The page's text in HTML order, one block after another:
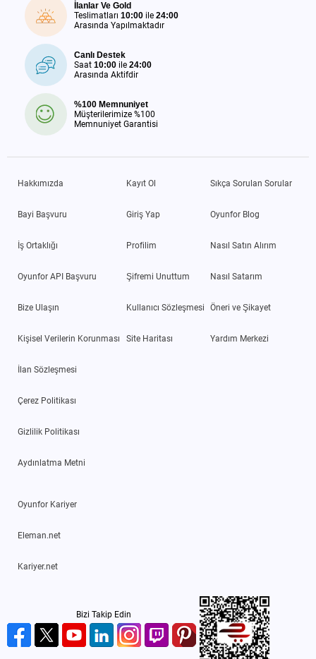
İlanlar Ve Gold
Teslimatları 10:00 ile 24:00
Arasında Yapılmaktadır
Canlı Destek
Saat 10:00 ile 24:00
Arasında Aktifdir
%100 Memnuniyet
Müşterilerimize %100
Memnuniyet Garantisi
Hakkımızda
Bayi Başvuru
İş Ortaklığı
Oyunfor API Başvuru
Bize Ulaşın
Kişisel Verilerin Korunması
İlan Sözleşmesi
Çerez Politikası
Gizlilik Politikası
Aydınlatma Metni
Kayıt Ol
Giriş Yap
Profilim
Şifremi Unuttum
Kullanıcı Sözleşmesi
Site Haritası
Sıkça Sorulan Sorular
Oyunfor Blog
Nasıl Satın Alırım
Nasıl Satarım
Öneri ve Şikayet
Yardım Merkezi
Oyunfor Kariyer
Eleman.net
Kariyer.net
Bizi Takip Edin